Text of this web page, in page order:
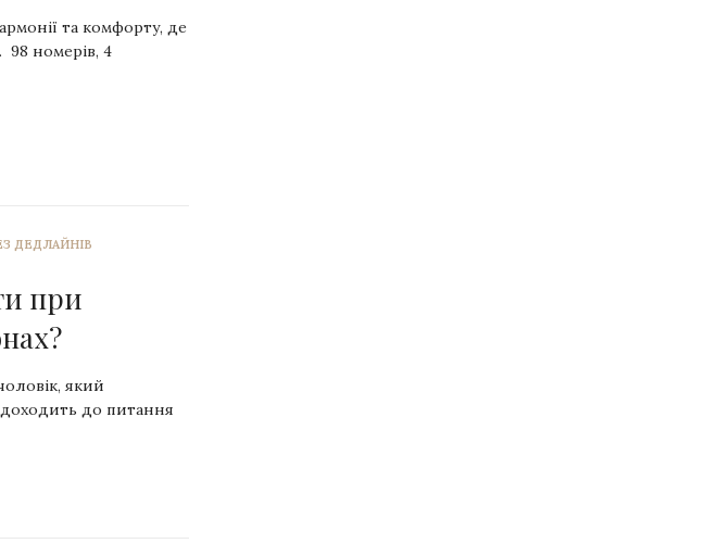
та комфорту, де
98 номерів, 4
ДЕДЛАЙНІВ
при
який
доходить до питання